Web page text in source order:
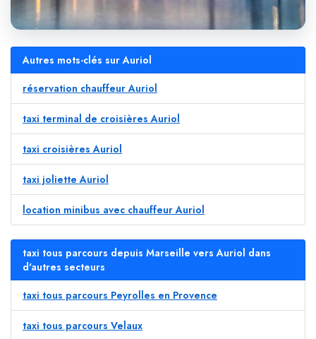
Autres mots-clés sur Auriol
réservation chauffeur Auriol
taxi terminal de croisières Auriol
taxi croisières Auriol
taxi joliette Auriol
location minibus avec chauffeur Auriol
taxi tous parcours depuis Marseille vers Auriol dans
d'autres secteurs
taxi tous parcours Peyrolles en Provence
taxi tous parcours Velaux